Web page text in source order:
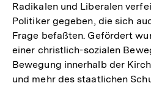
Radikalen und Liberalen
Politiker gegeben, die sich
Frage befaßten. Gefördert
einer christlich-sozialen
Bewegung innerhalb der
und mehr des staatlichen